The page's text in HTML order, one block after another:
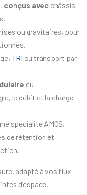
conçus avec châssis
ou gravitaires, pour
TRI ou transport par
ou
le débit et la charge
spécialité AMOS,
de rétention et
adapté à vos flux,
d’espace.